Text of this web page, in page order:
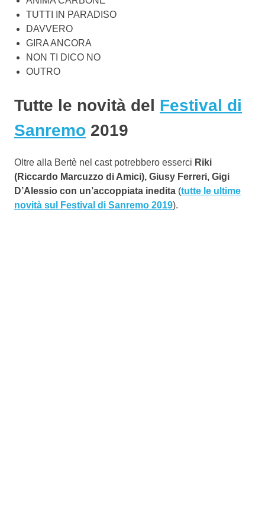
TUTTI IN PARADISO
DAVVERO
GIRA ANCORA
NON TI DICO NO
OUTRO
Tutte le novità del Festival di
Sanremo 2019
Oltre alla Bertè nel cast potrebbero esserci Riki
(Riccardo Marcuzzo di Amici), Giusy Ferreri, Gigi
D’Alessio con un’accoppiata inedita (tutte le ultime
novità sul Festival di Sanremo 2019).